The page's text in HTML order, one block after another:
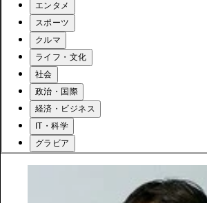
エンタメ
スポーツ
クルマ
ライフ・文化
社会
政治・国際
経済・ビジネス
IT・科学
グラビア